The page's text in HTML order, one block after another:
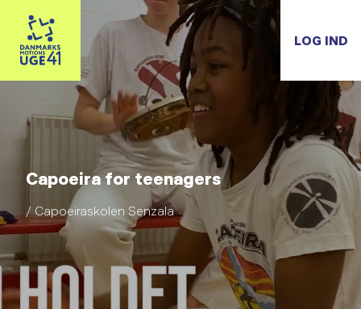
LOG IND
Capoeira for teenagers
/ Capoeiraskolen Senzala